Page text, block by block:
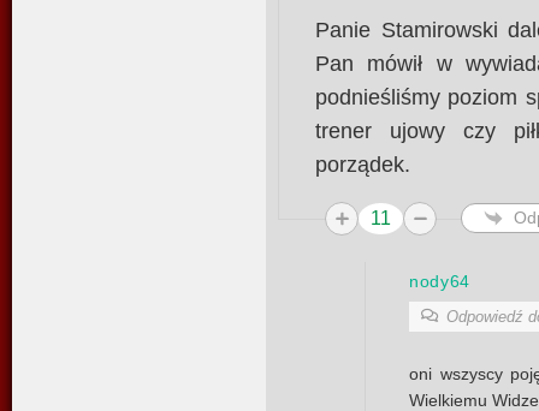
Panie Stamirowski
Pan mówił w
podnieśliśmy poziom
trener ujowy czy
porządek.
11
nody64
Odpowiedź
oni wszyscy
Wielkiemu